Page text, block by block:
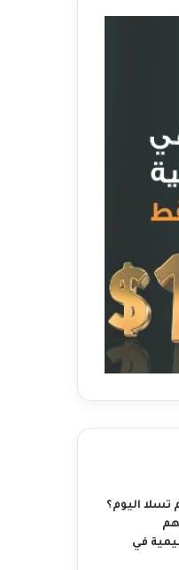
تسلا اليوم؟
في